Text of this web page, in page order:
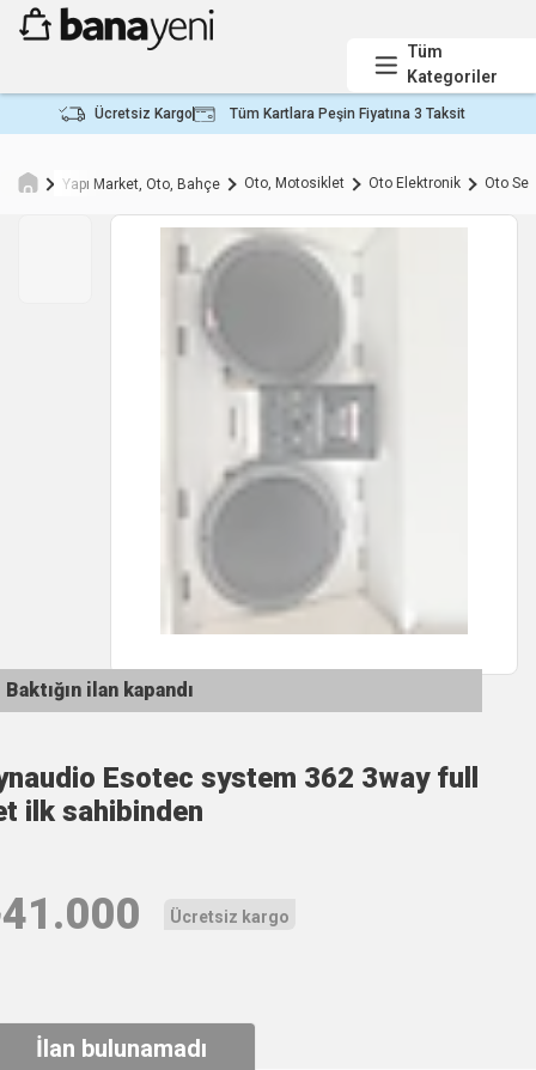
Tüm
Kategoriler
Ücretsiz Kargo Tüm Kartlara Peşin Fiyatına 3 Taksit
Yapı Market, Oto, Bahçe Oto, Motosiklet Oto Elektronik Oto
Baktığın ilan kapandı
Esotec system 362 3way full
ilk sahibinden
41.000 Ücretsiz kargo
İlan bulunamadı